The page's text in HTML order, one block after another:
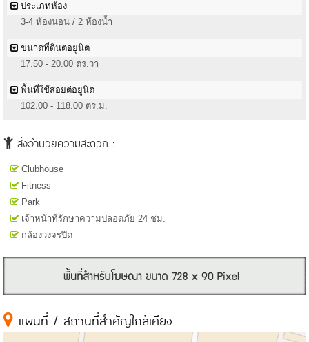
ประเภทห้อง
3-4 ห้องนอน / 2 ห้องน้ำ
ขนาดที่ดินต่อยูนิต
17.50 - 20.00 ตร.วา
พื้นที่ใช้สอยต่อยูนิต
102.00 - 118.00 ตร.ม.
สิ่งอำนวยความสะดวก :
Clubhouse
Fitness
Park
เจ้าหน้าที่รักษาความปลอดภัย 24 ชม.
กล้องวงจรปิด
แผนที่ / สถานที่สำคัญใกล้เคียง